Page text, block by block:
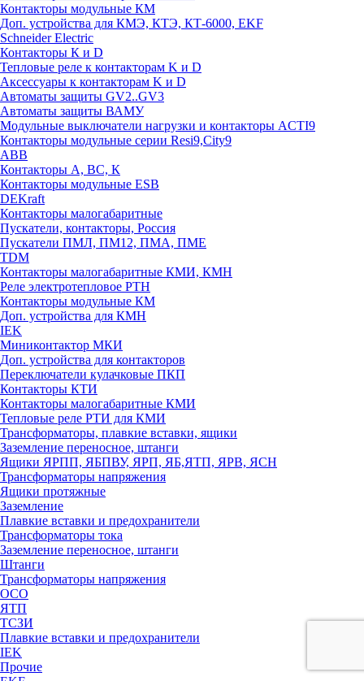
Контакторы модульные КМ
Доп. устройства для КМЭ, КТЭ, КТ-6000, EKF
Schneider Electric
Контакторы К и D
Тепловые реле к контакторам K и D
Аксессуары к контакторам K и D
Автоматы защиты GV2..GV3
Автоматы защиты ВАМУ
Модульные выключатели нагрузки и контакторы ACTI9
Контакторы модульные серии Resi9,City9
ABB
Контакторы А, ВС, К
Контакторы модульные ESB
DEKraft
Контакторы малогабаритные
Пускатели, контакторы, Россия
Пускатели ПМЛ, ПМ12, ПМА, ПМЕ
TDM
Контакторы малогабаритные КМИ, КМН
Реле электротепловое РТН
Контакторы модульные КМ
Доп. устройства для КМН
IEK
Миниконтактор МКИ
Доп. устройства для контакторов
Переключатели кулачковые ПКП
Контакторы КТИ
Контакторы малогабаритные КМИ
Тепловые реле РTИ для КМИ
Трансформаторы, плавкие вставки, ящики
Заземление переносное, штанги
Ящики ЯРПП, ЯБПВУ, ЯРП, ЯБ,ЯТП, ЯРВ, ЯСН
Трансформаторы напряжения
Ящики протяжные
Заземление
Плавкие вставки и предохранители
Трансформаторы тока
Заземление переносное, штанги
Штанги
Трансформаторы напряжения
ОСО
ЯТП
ТСЗИ
Плавкие вставки и предохранители
IEK
Прочие